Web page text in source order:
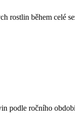
rostlin během celé
podle ročního